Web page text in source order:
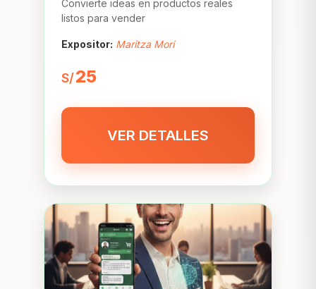
Convierte ideas en productos reales
listos para vender
Expositor: Maritza Mori
S/25
VER DETALLES